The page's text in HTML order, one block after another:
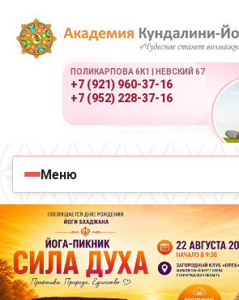
ПОЛИКАРПОВА 6К1 | НЕВСКИЙ 67
+7 (921) 960-37-16
+7 (952) 228-37-16
Меню